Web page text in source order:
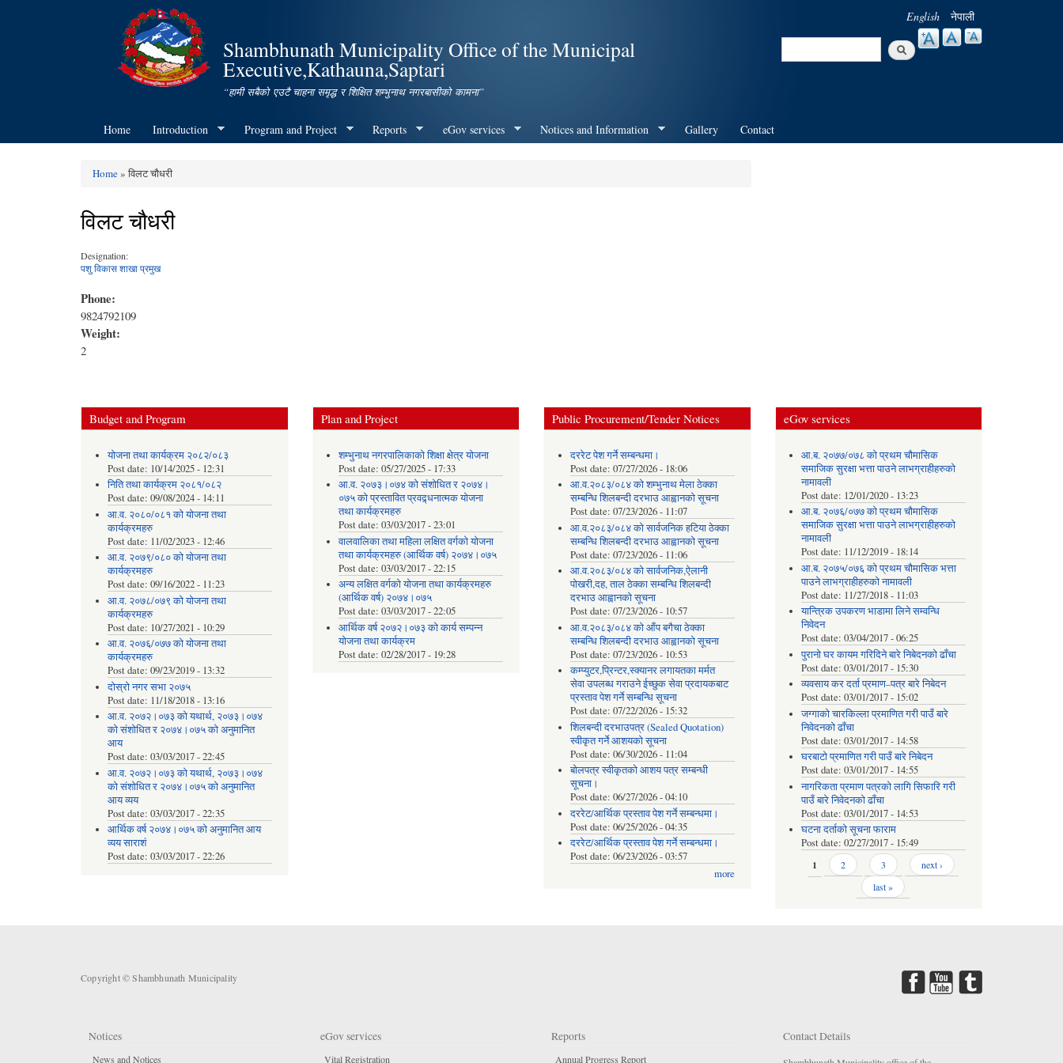
content
Shambhunath Municipality Office of the Municipal
Executive,Kathauna,Saptari
“हामी सबैको एउटै चाहना समृद्ध र शिक्षित शम्भुनाथ नगरबासीको कामना”
English नेपाली
Search
Home Introduction Program and Project Reports eGov services Notices and Information Gallery Contact
Home» विलट चौधरी
विलट चौधरी
Designation:
पशु विकास शाखा प्रमुख
Phone:
9824792109
Weight:
2
Budget and Program
योजना तथा कार्यक्रम २०८२/०८३
Post date: 10/14/2025 - 12:31
निति तथा कार्यक्रम २०८१/०८२
Post date: 09/08/2024 - 14:11
आ.व. २०८०/०८१ को योजना तथा
कार्यक्रमहरु
Post date: 11/02/2023 - 12:46
आ.व. २०७९/०८० को योजना तथा
कार्यक्रमहरु
Post date: 09/16/2022 - 11:23
आ.व. २०७८/०७९ को योजना तथा
कार्यक्रमहरु
Post date: 10/27/2021 - 10:29
आ.व. २०७६/०७७ को योजना तथा
कार्यक्रमहरु
Post date: 09/23/2019 - 13:32
दोस्रो नगर सभा २०७५
Post date: 11/18/2018 - 13:16
आ.व. २०७२।०७३ को यथार्थ, २०७३।०७४
को संशोधित र २०७४।०७५ को अनुमानित
आय
Post date: 03/03/2017 - 22:45
आ.व. २०७२।०७३ को यथार्थ, २०७३।०७४
को संशोधित र २०७४।०७५ को अनुमानित
आय व्यय
Post date: 03/03/2017 - 22:35
आर्थिक वर्ष २०७४।०७५ को अनुमानित आय
व्यय साराशं
Post date: 03/03/2017 - 22:26
Plan and Project
शम्भुनाथ नगरपालिकाको शिक्षा क्षेत्र योजना
Post date:05/27/2025 - 17:33
आ.व. २०७३।०७४ को संशोधित र २०७४।
०७५ को प्रस्तावित प्रवद्र्धनात्मक योजना
तथा कार्यक्रमहरु
Post date:03/03/2017 - 23:01
वालवालिका तथा महिला लक्षित वर्गको योजना
तथा कार्यक्रमहरु (आर्थिक वर्ष) २०७४।०७५
Post date:03/03/2017 - 22:15
अन्य लक्षित वर्गको योजना तथा कार्यक्रमहरु
(आर्थिक वर्ष) २०७४।०७५
Post date:03/03/2017 - 22:05
आर्थिक वर्ष २०७२।०७३ को कार्य सम्पन्न
योजना तथा कार्यक्रम
Post date:02/28/2017 - 19:28
Public Procurement/Tender Notices
दररेट पेश गर्ने सम्बन्धमा।
Post date: 07/27/2026 - 18:06
आ.व.२०८३/०८४ को शम्भुनाथ मेला ठेक्का
सम्बन्धि शिलबन्दी दरभाउ आह्वानको सूचना
Post date: 07/23/2026 - 11:07
आ.व.२०८३/०८४ को सार्वजनिक हटिया ठेक्का
सम्बन्धि शिलबन्दी दरभाउ आह्वानको सूचना
Post date: 07/23/2026 - 11:06
आ.व.२०८३/०८४ को सार्वजनिक,ऐलानी
पोखरी,दह, ताल ठेक्का सम्बन्धि शिलबन्दी
दरभाउ आह्वानको सूचना
Post date: 07/23/2026 - 10:57
आ.व.२०८३/०८४ को आँप बगैचा ठेक्का
सम्बन्धि शिलबन्दी दरभाउ आह्वानको सूचना
Post date: 07/23/2026 - 10:53
कम्प्युटर,प्रिन्टर,स्क्यानर लगायतका मर्मत
सेवा उपलब्ध गराउने ईच्छुक सेवा प्रदायकबाट
प्रस्ताव पेश गर्ने सम्बन्धि सूचना
Post date: 07/22/2026 - 15:32
शिलबन्दी दरभाउपत्र (Sealed Quotation)
स्वीकृत गर्ने आशयको सूचना
Post date: 06/30/2026 - 11:04
बोलपत्र स्वीकृतको आशय पत्र सम्बन्धी
सूचना।
Post date: 06/27/2026 - 04:10
दररेट/आर्थिक प्रस्ताव पेश गर्ने सम्बन्धमा।
Post date: 06/25/2026 - 04:35
दररेट/आर्थिक प्रस्ताव पेश गर्ने सम्बन्धमा।
Post date: 06/23/2026 - 03:57
more
eGov services
आ.ब. २०७७/०७८ को प्रथम चौमासिक
समाजिक सुरक्षा भत्ता पाउने लाभग्राहीहरुको
नामावली
Post date: 12/01/2020 - 13:23
आ.ब. २०७६/०७७ को प्रथम चौमासिक
समाजिक सुरक्षा भत्ता पाउने लाभग्राहीहरुको
नामावली
Post date: 11/12/2019 - 18:14
आ.ब. २०७५/०७६ को प्रथम चौमासिक भत्ता
पाउने लाभग्राहीहरुको नामावली
Post date: 11/27/2018 - 11:03
यान्त्रिक उपकरण भाडामा लिने सम्वन्धि
निवेदन
Post date:03/04/2017 - 06:25
पुरानो घर कायम गरिदिने बारे निबेदनको ढाँचा
Post date:03/01/2017 - 15:30
व्यवसाय कर दर्ता प्रमाण–पत्र बारे निबेदन
Post date:03/01/2017 - 15:02
जग्गाको चारकिल्ला प्रमाणित गरी पाउँ बारे
निवेदनको ढाँचा
Post date:03/01/2017 - 14:58
घरबाटो प्रमाणित गरी पाउँ बारे निबेदन
Post date:03/01/2017 - 14:55
नागरिकता प्रमाण पत्रको लागि सिफारि गरी
पाउँ बारे निवेदनको ढाँचा
Post date:03/01/2017 - 14:53
घटना दर्ताको सूचना फाराम
Post date:02/27/2017 - 15:49
Pages
1 2 3
next ›
last »
Copyright © Shambhunath Municipality
Notices
News and Notices
eGov services
Vital Registration
Reports
Annual Progress Report
Contact Details